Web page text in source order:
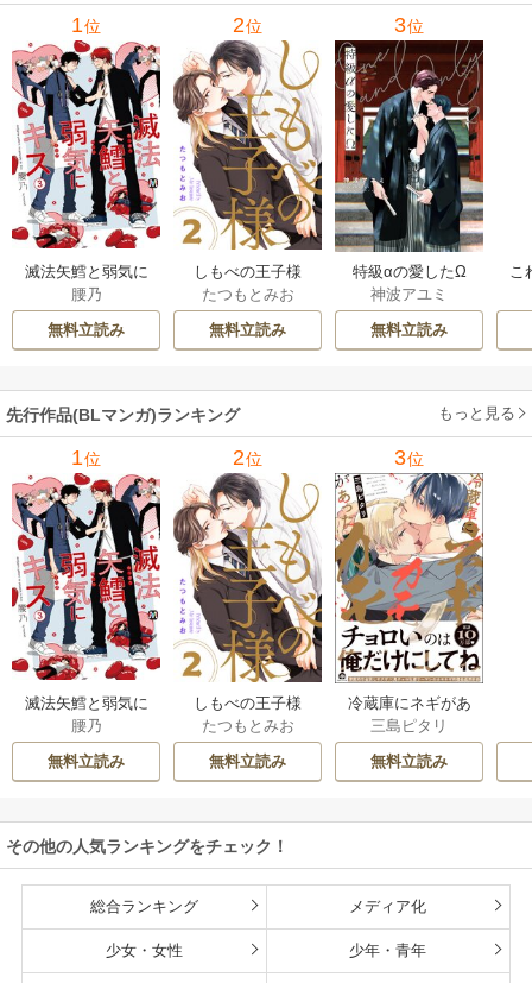
1位
滅法矢鱈と弱気に
キス【コミックス
版】
腰乃
無料立読み
2位
しもべの王子様
【描き下ろしおま
け付き特装版】
たつもとみお
無料立読み
3位
特級αの愛したΩ
神波アユミ
無料立読み
こ
先行作品(BLマンガ)ランキング もっと見る
1位
滅法矢鱈と弱気に
キス【コミックス
版】
腰乃
無料立読み
2位
しもべの王子様
【描き下ろしおま
け付き特装版】
たつもとみお
無料立読み
3位
冷蔵庫にネギがあ
ったカモ
三島ピタリ
無料立読み
その他の人気ランキングをチェック！
総合ランキング メディア化
少女・女性 少年・青年